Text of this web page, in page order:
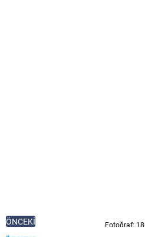
ÖNCEKİ Fotoğraf: